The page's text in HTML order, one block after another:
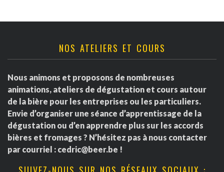
NOS ATELIERS ET COURS
Nous animons et proposons de nombreuses
animations, ateliers de dégustation et cours autour
de la bière pour les entreprises ou les particuliers.
Envie d’organiser une séance d’apprentissage de la
dégustation ou d’en apprendre plus sur les accords
bières et fromages ? N’hésitez pas à nous contacter
par courriel : cedric@beer.be !